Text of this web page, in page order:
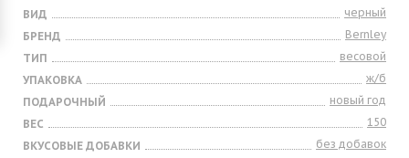
ВИД
черный
БРЕНД
Bernley
ТИП
весовой
УПАКОВКА
ж/б
ПОДАРОЧНЫЙ
новый год
ВЕС
150
ВКУСОВЫЕ ДОБАВКИ
без добавок